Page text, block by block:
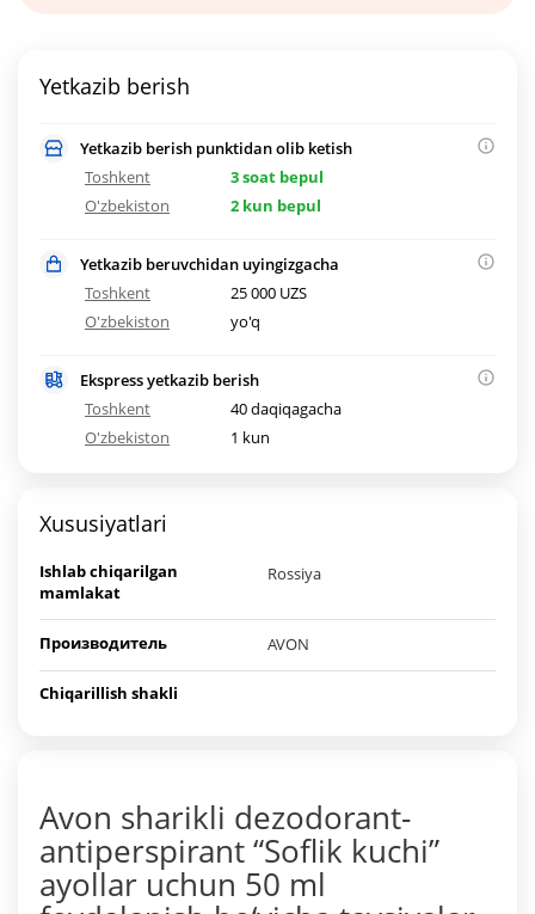
Yetkazib berish
Yetkazib berish punktidan olib ketish
Toshkent
3 soat bepul
O'zbekiston
2 kun bepul
Yetkazib beruvchidan uyingizgacha
Toshkent
25 000 UZS
O'zbekiston
yo'q
Ekspress yetkazib berish
Toshkent
40 daqiqagacha
O'zbekiston
1 kun
Xususiyatlari
Ishlab chiqarilgan
mamlakat
Rossiya
Производитель AVON
Chiqarillish shakli
Avon sharikli dezodorant-
antiperspirant “Soflik kuchi”
ayollar uchun 50 ml